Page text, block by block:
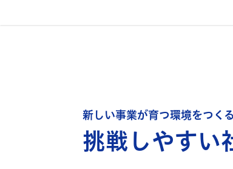
新しい事業が育つ環境をつくる
挑戦しやすい